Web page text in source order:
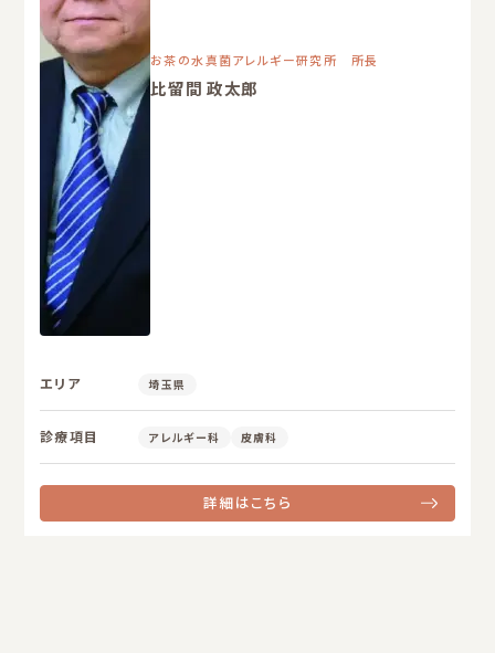
お茶の水真菌アレルギー研究所 所長
比留間 政太郎
エリア 埼玉県
診療項目 アレルギー科 皮膚科
詳細はこちら